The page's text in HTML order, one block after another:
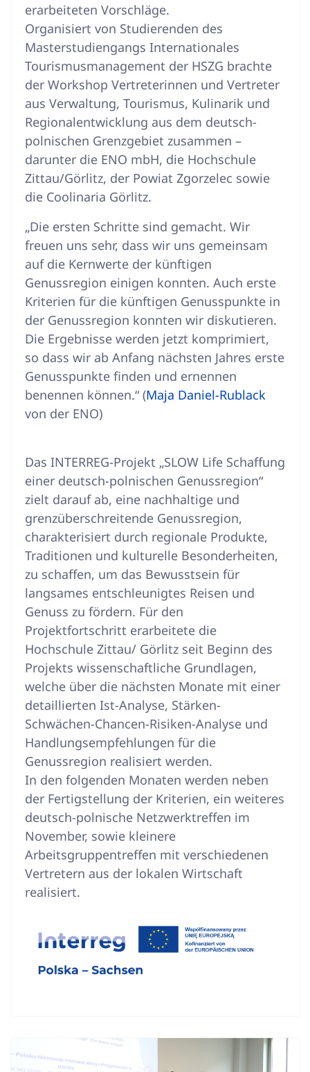
erarbeiteten Vorschläge.
Organisiert von Studierenden des
Masterstudiengangs Internationales
Tourismusmanagement der HSZG brachte
der Workshop Vertreterinnen und Vertreter
aus Verwaltung, Tourismus, Kulinarik und
Regionalentwicklung aus dem deutsch-
polnischen Grenzgebiet zusammen –
darunter die ENO mbH, die Hochschule
Zittau/Görlitz, der Powiat Zgorzelec sowie
die Coolinaria Görlitz.
„Die ersten Schritte sind gemacht. Wir
freuen uns sehr, dass wir uns gemeinsam
auf die Kernwerte der künftigen
Genussregion einigen konnten. Auch erste
Kriterien für die künftigen Genusspunkte in
der Genussregion konnten wir diskutieren.
Die Ergebnisse werden jetzt komprimiert,
so dass wir ab Anfang nächsten Jahres erste
Genusspunkte finden und ernennen
benennen können.“ (Maja Daniel-Rublack
von der ENO)
Das INTERREG-Projekt „SLOW Life Schaffung
einer deutsch-polnischen Genussregion“
zielt darauf ab, eine nachhaltige und
grenzüberschreitende Genussregion,
charakterisiert durch regionale Produkte,
Traditionen und kulturelle Besonderheiten,
zu schaffen, um das Bewusstsein für
langsames entschleunigtes Reisen und
Genuss zu fördern. Für den
Projektfortschritt erarbeitete die
Hochschule Zittau/ Görlitz seit Beginn des
Projekts wissenschaftliche Grundlagen,
welche über die nächsten Monate mit einer
detaillierten Ist-Analyse, Stärken-
Schwächen-Chancen-Risiken-Analyse und
Handlungsempfehlungen für die
Genussregion realisiert werden.
In den folgenden Monaten werden neben
der Fertigstellung der Kriterien, ein weiteres
deutsch-polnische Netzwerktreffen im
November, sowie kleinere
Arbeitsgruppentreffen mit verschiedenen
Vertretern aus der lokalen Wirtschaft
realisiert.